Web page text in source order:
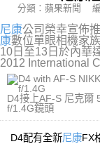
分類：蘋果新聞
尼康公司榮幸宣佈
康數位單眼相機家
10日至13日於內華
2012 International
D4接上AF-S 尼克爾
f/1.4G鏡頭
D4配有全新尼康FX